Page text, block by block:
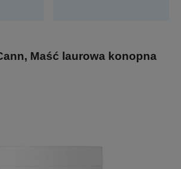
Maść laurowa konopna